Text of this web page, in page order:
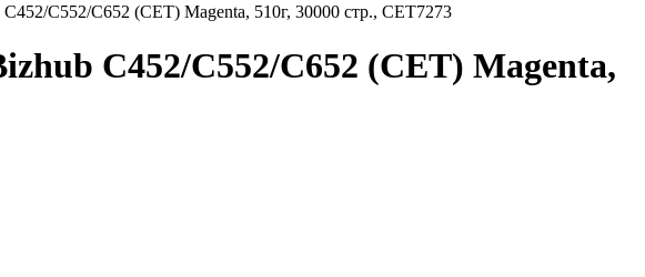
C552/C652 (CET) Magenta, 510г, 30000 стр., CET7273
C452/C552/C652 (CET) Magenta,